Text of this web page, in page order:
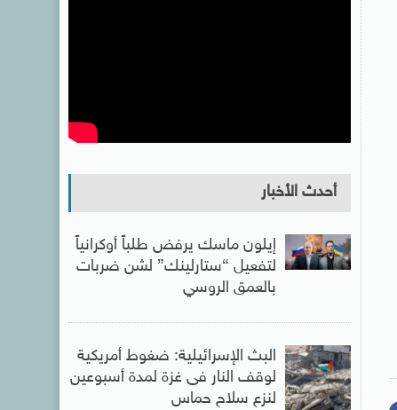
أحدث الأخبار
إيلون ماسك يرفض طلباً أوكرانياً
لتفعيل “ستارلينك” لشن ضربات
بالعمق الروسي
البث الإسرائيلية: ضغوط أمريكية
لوقف النار فى غزة لمدة أسبوعين
لنزع سلاح حماس